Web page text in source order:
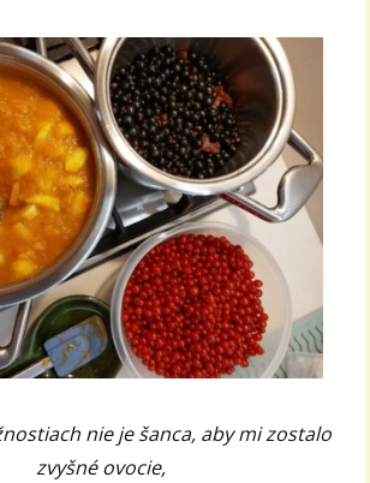
nie je šanca, aby mi zostalo
zvyšné ovocie,